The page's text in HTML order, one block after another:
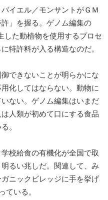
イエル／モンサントがＧＭ
」を握る。ゲノム編集の
した動植物を使用するプロセ
特許料が入る構造なのだ。
できないことが明らかにな
化してはならない。動物に
ない。ゲノム編集はいまだ
人類が初めて口にする食品
。
校給食の有機化が全国で取
るい兆しだ。関連して、み
ニックビレッジに手を挙げ
ている。